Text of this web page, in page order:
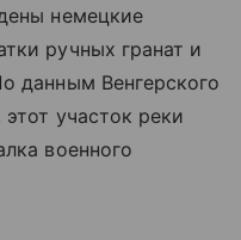
немецкие
ручных гранат и
данным Венгерского
участок реки
военного